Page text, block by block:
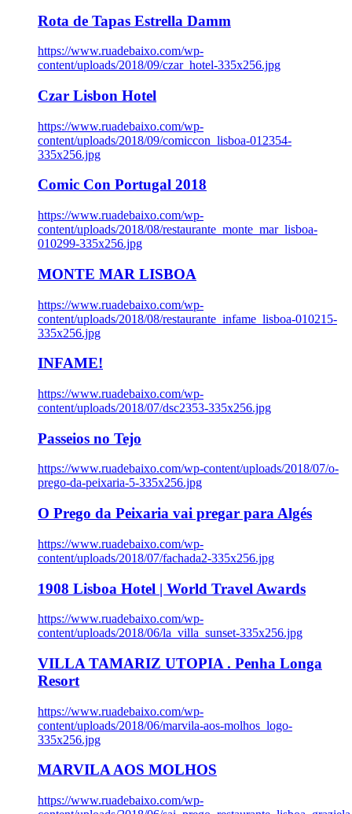
Rota de Tapas Estrella Damm
https://www.ruadebaixo.com/wp-
content/uploads/2018/09/czar_hotel-335x256.jpg
Czar Lisbon Hotel
https://www.ruadebaixo.com/wp-
content/uploads/2018/09/comiccon_lisboa-012354-
335x256.jpg
Comic Con Portugal 2018
https://www.ruadebaixo.com/wp-
content/uploads/2018/08/restaurante_monte_mar_lisboa-
010299-335x256.jpg
MONTE MAR LISBOA
https://www.ruadebaixo.com/wp-
content/uploads/2018/08/restaurante_infame_lisboa-010215-
335x256.jpg
INFAME!
https://www.ruadebaixo.com/wp-
content/uploads/2018/07/dsc2353-335x256.jpg
Passeios no Tejo
https://www.ruadebaixo.com/wp-content/uploads/2018/07/o-
prego-da-peixaria-5-335x256.jpg
O Prego da Peixaria vai pregar para Algés
https://www.ruadebaixo.com/wp-
content/uploads/2018/07/fachada2-335x256.jpg
1908 Lisboa Hotel | World Travel Awards
https://www.ruadebaixo.com/wp-
content/uploads/2018/06/la_villa_sunset-335x256.jpg
VILLA TAMARIZ UTOPIA . Penha Longa
Resort
https://www.ruadebaixo.com/wp-
content/uploads/2018/06/marvila-aos-molhos_logo-
335x256.jpg
MARVILA AOS MOLHOS
https://www.ruadebaixo.com/wp-